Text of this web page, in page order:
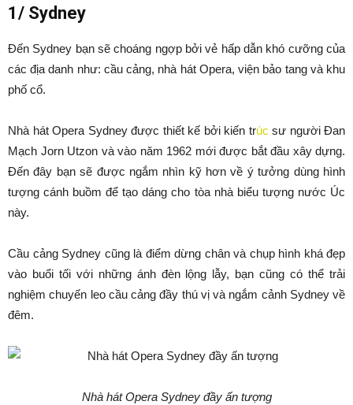
1/ Sydney
Đến Sydney bạn sẽ choáng ngợp bởi vẻ hấp dẫn khó cưỡng của
các địa danh như: cầu cảng, nhà hát Opera, viện bảo tang và khu
phố cổ.
Nhà hát Opera Sydney được thiết kế bởi kiến trúc sư người Đan
Mạch Jorn Utzon và vào năm 1962 mới được bắt đầu xây dựng.
Đến đây bạn sẽ được ngắm nhìn kỹ hơn về ý tưởng dùng hình
tượng cánh buồm để tạo dáng cho tòa nhà biểu tượng nước Úc
này.
Cầu cảng Sydney cũng là điểm dừng chân và chụp hình khá đẹp
vào buổi tối với những ánh đèn lộng lẫy, bạn cũng có thể trải
nghiệm chuyến leo cầu cảng đầy thú vị và ngắm cảnh Sydney về
đêm.
Nhà hát Opera Sydney đầy ấn tượng